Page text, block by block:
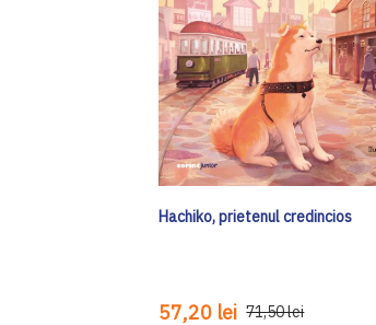
Hachiko, prietenul credincios
57,20 lei 71,50 lei